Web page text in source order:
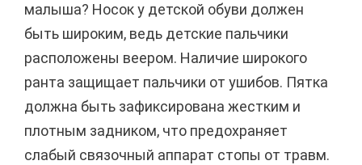
малыша? Носок у детской обуви должен
быть широким, ведь детские пальчики
расположены веером. Наличие широкого
ранта защищает пальчики от ушибов. Пятка
должна быть зафиксирована жестким и
плотным задником, что предохраняет
слабый связочный аппарат стопы от травм.